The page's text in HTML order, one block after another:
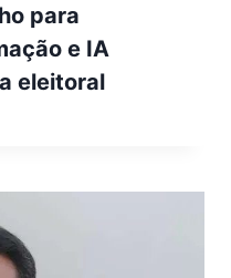
para
e IA
eleitoral